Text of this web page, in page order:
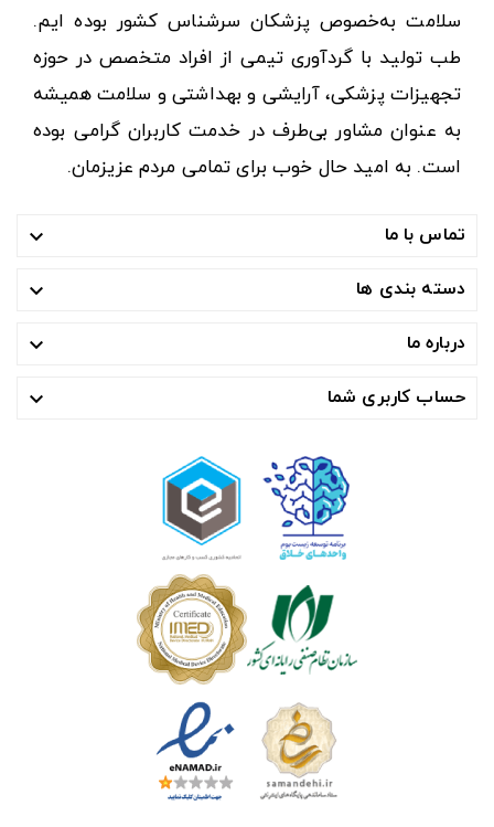
سلامت به‌خصوص پزشکان سرشناس کشور بوده ایم.
طب تولید با گردآوری تیمی از افراد متخصص در حوزه
تجهیزات پزشکی، آرایشی و بهداشتی و سلامت همیشه
به عنوان مشاور بی‌طرف در خدمت کاربران گرامی بوده
است. به امید حال خوب برای تمامی مردم عزیزمان.
تماس با ما 
دسته بندی ها 
درباره ما 
حساب کاربری شما 